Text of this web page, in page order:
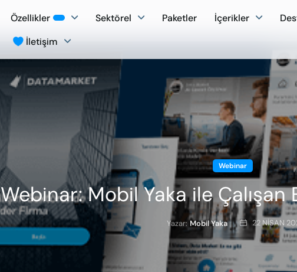
Özellikler Sektörel Paketler İçerikler
İletişim
Webinar
Webinar: Mobil Yaka ile Çalışan
Yazar: Mobil Yaka 22 NISAN